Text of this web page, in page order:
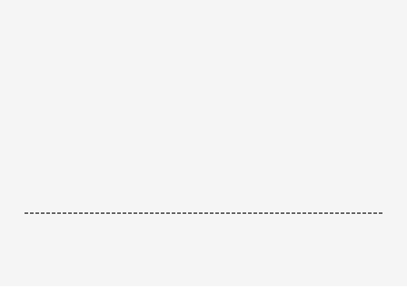
------------------------------------------------------------------